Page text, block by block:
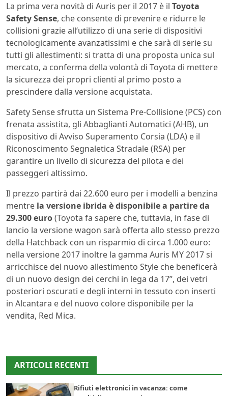
La prima vera novità di Auris per il 2017 è il Toyota
Safety Sense, che consente di prevenire e ridurre le
collisioni grazie all’utilizzo di una serie di dispositivi
tecnologicamente avanzatissimi e che sarà di serie su
tutti gli allestimenti: si tratta di una proposta unica sul
mercato, a conferma della volontà di Toyota di mettere
la sicurezza dei propri clienti al primo posto a
prescindere dalla versione acquistata.
Safety Sense sfrutta un Sistema Pre-Collisione (PCS) con
frenata assistita, gli Abbaglianti Automatici (AHB), un
dispositivo di Avviso Superamento Corsia (LDA) e il
Riconoscimento Segnaletica Stradale (RSA) per
garantire un livello di sicurezza del pilota e dei
passeggeri altissimo.
Il prezzo partirà dai 22.600 euro per i modelli a benzina
mentre la versione ibrida è disponibile a partire da
29.300 euro(Toyota fa sapere che, tuttavia, in fase di
lancio la versione wagon sarà offerta allo stesso prezzo
della Hatchback con un risparmio di circa 1.000 euro:
nella versione 2017 inoltre la gamma Auris MY 2017 si
arricchisce del nuovo allestimento Style che beneficerà
di un nuovo design dei cerchi in lega da 17’’, dei vetri
posteriori oscurati e degli interni in tessuto con inserti
in Alcantara e del nuovo colore disponibile per la
vendita, Red Mica.
ARTICOLI RECENTI
Rifiuti elettronici in vacanza: come